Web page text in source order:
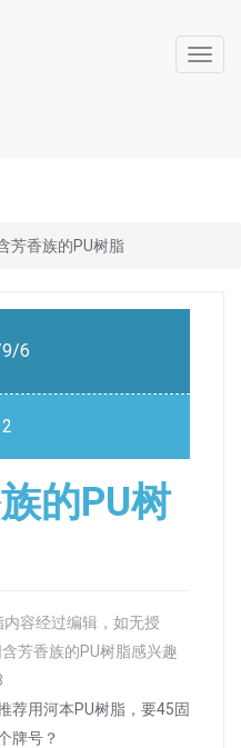
芳香族的PU树脂
6
的PU树
容经过编辑，如无授
芳香族的PU树脂感兴趣
荐用河本PU树脂，要45固
牌号？